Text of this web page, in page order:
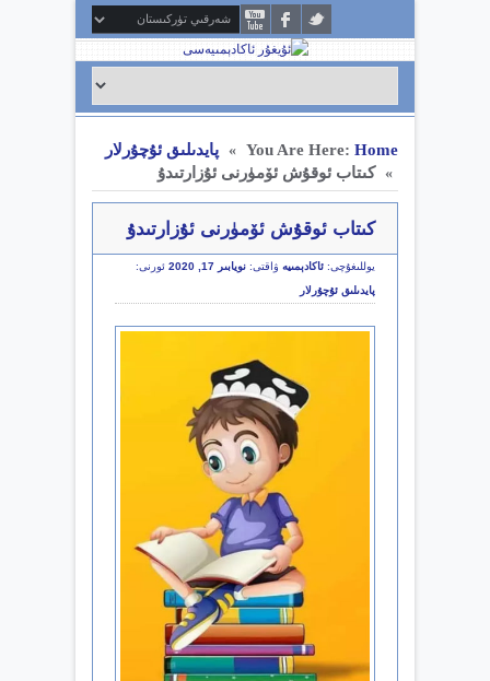
You Are Here: Home
» پايدىلىق ئۇچۇرلار
» كىتاب ئوقۇش ئۆمۈرنى ئۇزارتىدۇ
كىتاب ئوقۇش ئۆمۈرنى ئۇزارتىدۇ
يوللىغۇچى: ئاكادېمىيە ۋاقتى: نويابىر 17, 2020
ئورنى:
پايدىلىق ئۇچۇرلار